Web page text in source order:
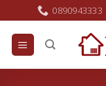
to
content
0890943333